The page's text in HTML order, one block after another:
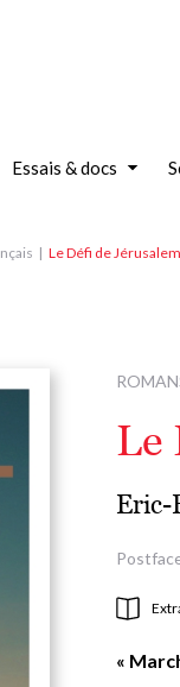
Essais & docs
Le Défi de Jérusalem
Le
Eric-
«